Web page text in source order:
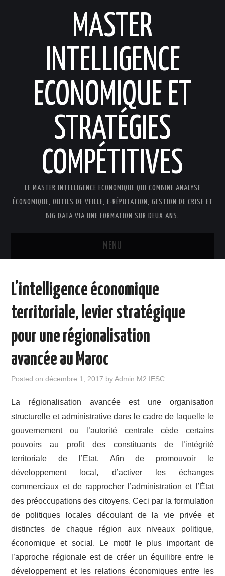
MASTER
INTELLIGENCE
ECONOMIQUE ET
STRATÉGIES
COMPÉTITIVES
LE MASTER INTELLIGENCE ECONOMIQUE QUI COMBINE ANALYSE
ÉCONOMIQUE, OUTILS DE VEILLE, E-RÉPUTATION, GESTION DE CRISE ET
BIG DATA VIA UNE FORMATION SUR DEUX ANS.
MENU
FORMATION
PROGRAMME DÉTAILLÉ
LES ÉTUDIANTS
OUTILS
ANALYSE TWITTER DES
TECHNOLOGIES INNOVANTES
CONTACT
L’intelligence économique
territoriale, levier stratégique
pour une régionalisation
avancée au Maroc
Posted ondécembre 1, 2017 byAdmin M2 IESC
La régionalisation avancée est une organisation
structurelle et administrative dans le cadre de laquelle le
gouvernement ou l’autorité centrale cède certains
pouvoirs au profit des constituants de l’intégrité
territoriale de l’Etat. Afin de promouvoir le
développement local, d’activer les échanges
commerciaux et de rapprocher l’administration et l’État
des préoccupations des citoyens. Ceci par la formulation
de politiques locales découlant de la vie privée et
distinctes de chaque région aux niveaux politique,
économique et social. Le motif le plus important de
l’approche régionale est de créer un équilibre entre le
développement et les relations économiques entre les